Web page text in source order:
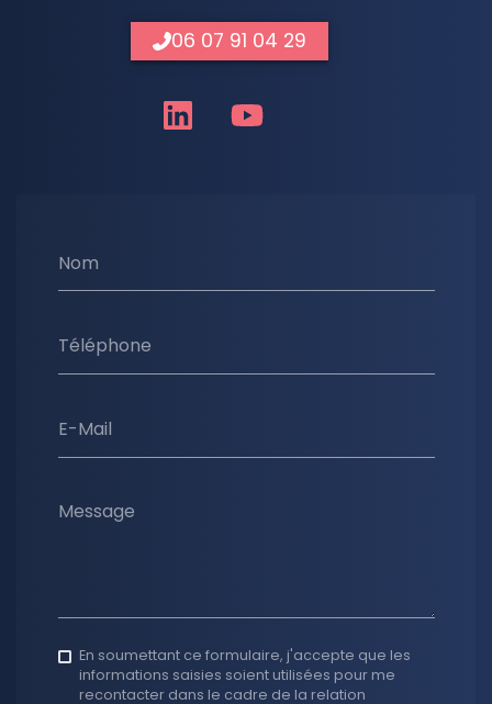
Nom
Téléphone
E-Mail
Message
En soumettant ce formulaire, j'accepte que les
informations saisies soient utilisées pour me
recontacter dans le cadre de la relation
06 07 91 04 29